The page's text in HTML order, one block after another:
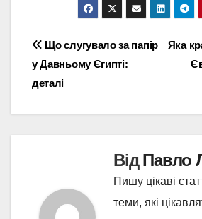
Навігація
записів
Яка
Що слугувало за папір
у Давньому Єгипті:
деталі
ВідПавло
Пишу цікаві
теми, які